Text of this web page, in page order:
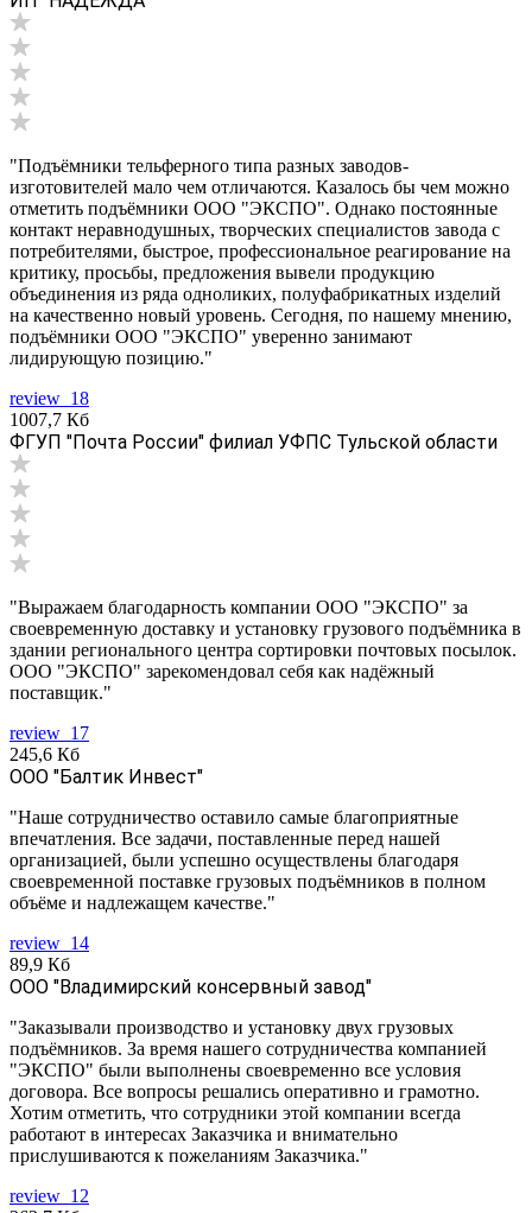
"Подъёмники тельферного типа разных заводов-
изготовителей мало чем отличаются. Казалось бы чем можно
отметить подъёмники ООО "ЭКСПО". Однако постоянные
контакт неравнодушных, творческих специалистов завода с
потребителями, быстрое, профессиональное реагирование на
критику, просьбы, предложения вывели продукцию
объединения из ряда одноликих, полуфабрикатных изделий
на качественно новый уровень. Сегодня, по нашему мнению,
подъёмники ООО "ЭКСПО" уверенно занимают
лидирующую позицию."
review_18
1007,7 Кб
ФГУП "Почта России" филиал УФПС Тульской области
"Выражаем благодарность компании ООО "ЭКСПО" за
своевременную доставку и установку грузового подъёмника в
здании регионального центра сортировки почтовых посылок.
ООО "ЭКСПО" зарекомендовал себя как надёжный
поставщик."
review_17
245,6 Кб
ООО "Балтик Инвест"
"Наше сотрудничество оставило самые благоприятные
впечатления. Все задачи, поставленные перед нашей
организацией, были успешно осуществлены благодаря
своевременной поставке грузовых подъёмников в полном
объёме и надлежащем качестве."
review_14
89,9 Кб
ООО "Владимирский консервный завод"
"Заказывали производство и установку двух грузовых
подъёмников. За время нашего сотрудничества компанией
"ЭКСПО" были выполнены своевременно все условия
договора. Все вопросы решались оперативно и грамотно.
Хотим отметить, что сотрудники этой компании всегда
работают в интересах Заказчика и внимательно
прислушиваются к пожеланиям Заказчика."
review_12